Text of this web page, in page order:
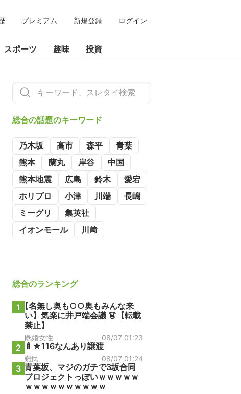
プレミアム 新規登録 ログイン
スポーツ 趣味 投資
総合の話題のキーワード
乃木坂 高市 森平
青葉
熊本
蘭丸 岸谷
中国
熊本地震
広島 鈴木
愛宕
ホリプロ
小津 川端
長嶋
ミーグリ
集英社
イオンモール
川﨑
総合のランキング
1 【名無し奥も○○奥もみんな来
い】気楽に井戸端会議 👗【転載
禁止】
既婚女性 08/07 01:23
2 🍼★116なんあり譲渡
難民 08/07 01:24
3 青葉坂、マジのガチで3坂合同
プロジェクトっぽいｗｗｗｗｗ
ｗｗｗｗｗｗｗｗｗｗ